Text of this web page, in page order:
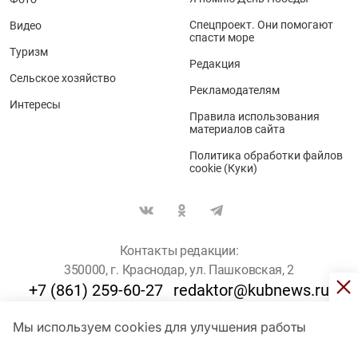
Мы используем cookies для улучшения работы
Видео
Туризм
Сельское хозяйство
Интересы
Спецпроект. Они помогают
спасти море
Редакция
Рекламодателям
Правила использования
материалов сайта
Политика обработки файлов
cookie (Куки)
Контакты редакции:
350000, г. Краснодар, ул. Пашковская, 2
+7 (861) 259-60-27 redaktor@kubnews.ru
Для пользователей старше 16 лет